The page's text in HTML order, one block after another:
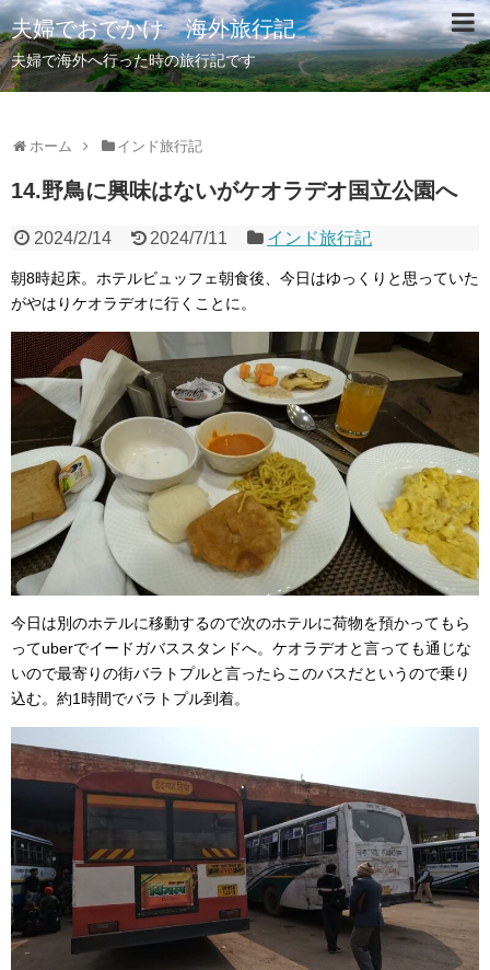
夫婦でおでかけ 海外旅行記
夫婦で海外へ行った時の旅行記です
ホーム インド旅行記
14.野鳥に興味はないがケオラデオ国立公園へ
2024/2/14 2024/7/11 インド旅行記
朝8時起床。ホテルビュッフェ朝食後、今日はゆっくりと思っていた
がやはりケオラデオに行くことに。
今日は別のホテルに移動するので次のホテルに荷物を預かってもら
ってuberでイードガバススタンドへ。ケオラデオと言っても通じな
いので最寄りの街バラトプルと言ったらこのバスだというので乗り
込む。約1時間でバラトプル到着。